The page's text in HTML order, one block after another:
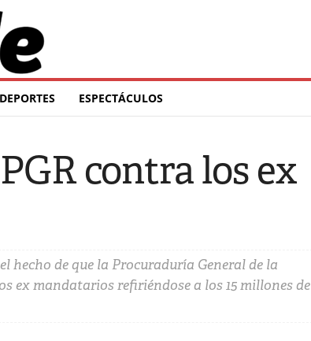
DEPORTES ESPECTÁCULOS
contra los ex
hecho de que la Procuraduría General de la
ex mandatarios refiriéndose a los 15 millones de